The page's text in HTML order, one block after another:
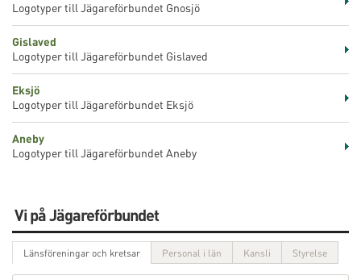
Logotyper till Jägareförbundet Gnosjö
Gislaved
Logotyper till Jägareförbundet Gislaved
Eksjö
Logotyper till Jägareförbundet Eksjö
Aneby
Logotyper till Jägareförbundet Aneby
Vi på Jägareförbundet
Länsföreningar och kretsar Personal i län Kansli Styrelse